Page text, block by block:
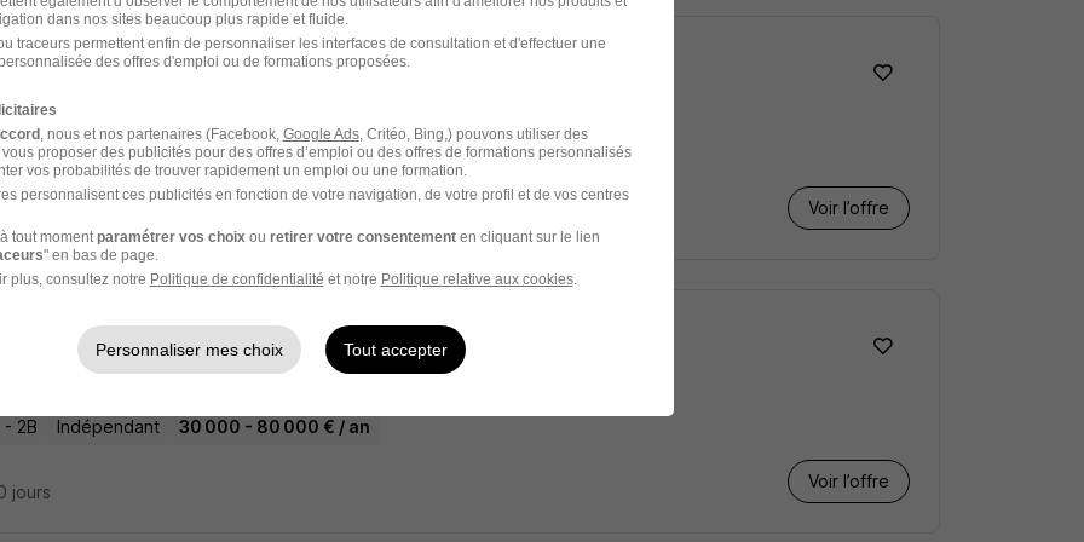
Immobilier H/F
2B Indépendant
Voir l’offre
Immobilier H/F
- 2B Indépendant 30 000 - 80 000 € / an
Voir l’offre
jours
dans nos sites beaucoup plus rapide et fluide.
traceurs permettent enfin de personnaliser les interfaces de consultation et d'effectuer une
des offres d'emploi ou de formations proposées.
, nous et nos partenaires (Facebook, Google Ads, Critéo, Bing,) pouvons utiliser des
proposer des publicités pour des offres d’emploi ou des offres de formations personnalisés
vos probabilités de trouver rapidement un emploi ou une formation.
personnalisent ces publicités en fonction de votre navigation, de votre profil et de vos centres
tout moment paramétrer vos choix ou retirer votre consentementen cliquant sur le lien
" en bas de page.
plus, consultez notre Politique de confidentialité et notre Politique relative aux cookies.
Personnaliser mes choix Tout accepter